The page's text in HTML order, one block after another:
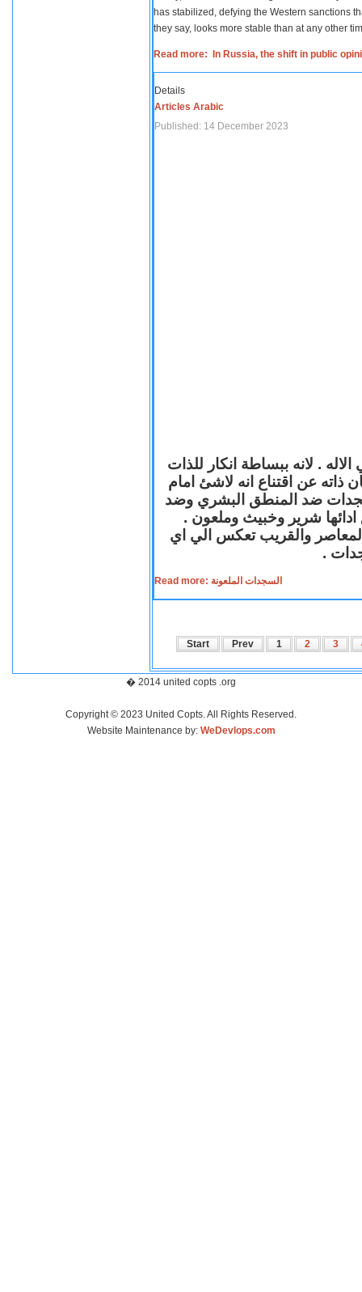
has stabilized, defying the Western sanctions
they say, looks more stable than at any other
Read more: In Russia, the shift in public
Details
Articles Arabic
Published: 14 December 2023
. لانه ببساطة انكار للذات
ذاته عن اقتناع انه لاشئ امام
ضد المنطق البشري وضد
ادائها شرير وخبيث وملعون .
المعاصر والقريب تعكس الي اي
.
Read more: السجدات الملعونة
Start Prev 1 2 3
� 2014 united copts .org
Copyright © 2023 United Copts. All Rights Reserved.
Website Maintenance by: WeDevlops.com